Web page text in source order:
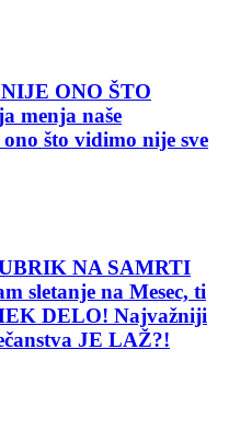
ONO ŠTO
menja naše
što vidimo nije sve
NA SAMRTI
sletanje na Mesec, ti
DELO! Najvažniji
JE LAŽ?!